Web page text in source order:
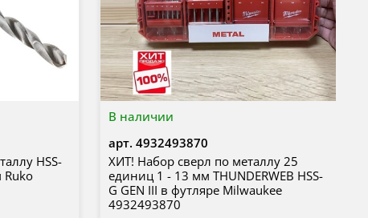
HSS-
Ruko
В наличии
арт. 4932493870
ХИТ! Набор сверл по металлу 25
единиц 1 - 13 мм THUNDERWEB HSS-
G GEN III в футляре Milwaukee
4932493870